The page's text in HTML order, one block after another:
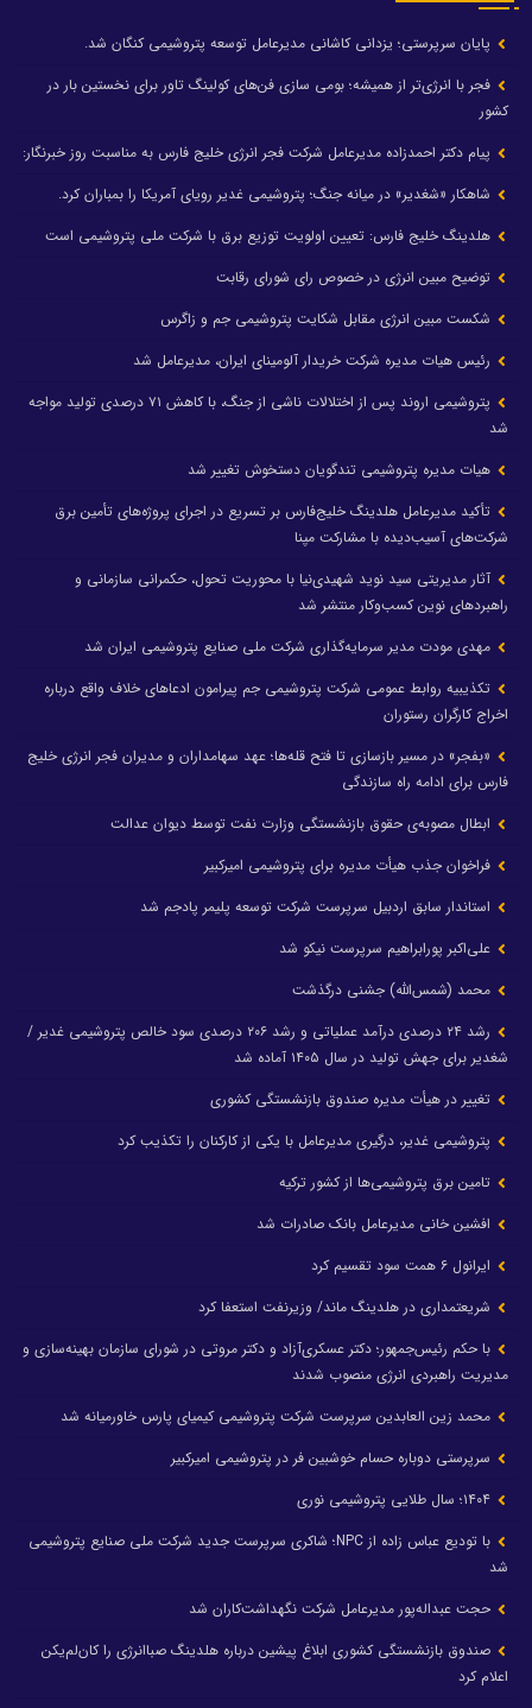
پایان سرپرستی؛ یزدانی کاشانی مدیرعامل توسعه پتروشیمی کنگان شد.
فجر با انرژی‌تر از همیشه؛ بومی سازی فن‌های کولینگ تاور برای نخستین بار در
کشور
پیام دکتر احمدزاده مدیرعامل شرکت فجر انرژی خلیج فارس به مناسبت روز خبرنگار:
شاهکار «شغدیر» در میانه جنگ؛ پتروشیمی غدیر رویای آمریکا را بمباران کرد.
هلدینگ خلیج فارس: تعیین اولویت توزیع برق با شرکت ملی پتروشیمی است
توضیح مبین انرژی در خصوص رای شورای رقابت
شکست مبین انرژی مقابل شکایت پتروشیمی جم و زاگرس
رئیس هیات مدیره شرکت خریدار آلومینای ایران، مدیرعامل شد
پتروشیمی اروند پس از اختلالات ناشی از جنگ، با کاهش ۷۱ درصدی تولید مواجه
شد
هیات مدیره پتروشیمی تندگویان دستخوش تغییر شد
تأکید مدیرعامل هلدینگ خلیج‌فارس بر تسریع در اجرای پروژه‌های تأمین برق
شرکت‌های آسیب‌دیده با مشارکت مپنا
آثار مدیریتی سید نوید شهیدی‌نیا با محوریت تحول، حکمرانی سازمانی و
راهبردهای نوین کسب‌وکار منتشر شد
مهدی مودت مدیر سرمایه‌گذاری شرکت ملی صنایع پتروشیمی ایران شد
تکذیبیه روابط عمومی شرکت پتروشیمی جم پیرامون ادعاهای خلاف واقع درباره
اخراج کارگران رستوران
«بفجر» در مسیر بازسازی تا فتح قله‌ها؛ عهد سهامداران و مدیران فجر انرژی خلیج
فارس برای ادامه راه سازندگی
ابطال مصوبه‌ی حقوق بازنشستگی وزارت نفت توسط دیوان عدالت
فراخوان جذب هیأت مدیره برای پتروشیمی امیرکبیر
استاندار سابق اردبیل سرپرست شرکت توسعه پلیمر پادجم شد
علی‌اکبر پورابراهیم سرپرست نیکو شد
محمد (شمس‌الله) جشنی درگذشت
رشد ۲۴ درصدی درآمد عملیاتی و رشد ۲۰۶ درصدی سود خالص پتروشیمی غدیر /
شغدیر برای جهش تولید در سال ۱۴۰۵ آماده شد
تغییر در هیأت مدیره صندوق بازنشستگی کشوری
پتروشیمی غدیر، درگیری مدیرعامل با یکی از کارکنان را تکذیب کرد
تامین برق پتروشیمی‌ها از کشور ترکیه
افشین خانی مدیرعامل بانک صادرات شد
ایرانول ۶ همت سود تقسیم کرد
شریعتمداری در هلدینگ ماند/ وزیرنفت استعفا کرد
با حکم رئیس‌جمهور؛ دکتر عسکری‌آزاد و دکتر مروتی در شورای سازمان بهینه‌سازی و
مدیریت راهبردی انرژی منصوب شدند
محمد زین العابدین سرپرست شرکت پتروشیمی کیمیای پارس خاورمیانه شد
سرپرستی دوباره حسام خوشبین فر در پتروشیمی امیرکبیر
با تودیع عباس زاده از NPC؛ شاکری سرپرست جدید شرکت ملی صنایع پتروشیمی
شد
حجت عبداله‌پور مدیرعامل شرکت نگهداشت‌کاران شد
صندوق بازنشستگی کشوری ابلاغ پیشین درباره هلدینگ صباانرژی را کان‌لم‌یکن
اعلام کرد